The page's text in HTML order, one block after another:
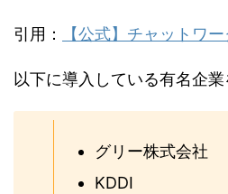
引用： 【公式】チャットワ
以下に導入している有名企業
グリー株式会社
KDDI